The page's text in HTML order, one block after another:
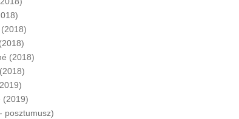
(2018)
(2019)
posztumusz)